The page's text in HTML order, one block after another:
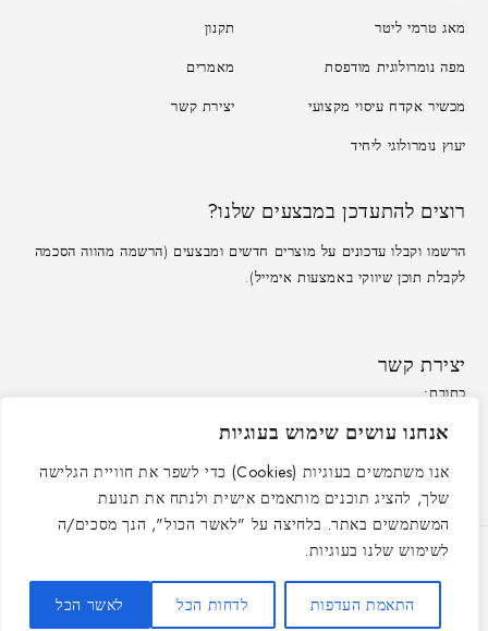
אנחנו עושים שימוש בעוגיות
אנו משתמשים בעוגיות (Cookies) כדי לשפר את חוויית הגלישה
שלך, להציג תוכנים מותאמים אישית ולנתח את תנועת
המשתמשים באתר. בלחיצה על "לאשר הכול", הנך מסכים/ה
לשימוש שלנו בעוגיות.
התאמת העדפות לדחות הכל לאשר הכל
יצירת קשר
כתובת:
service@peleandmore.co.il
ראשון-חמישי: 09:00-16:00
מאג טרמי ליטר
מפה נומרולוגית מודפסת
מכשיר אקדח עיסוי מקצועי
יעוץ נומרולוגי ליחיד
תקנון
מאמרים
יצירת קשר
רוצים להתעדכן במבצעים שלנו?
הרשמו וקבלו עדכונים על מוצרים חדשים ומבצעים (הרשמה מהווה הסכמה
לקבלת תוכן שיווקי באמצעות אימייל).
© כל הזכויות שמורות ״פלא אנד מור״ 2021-2025